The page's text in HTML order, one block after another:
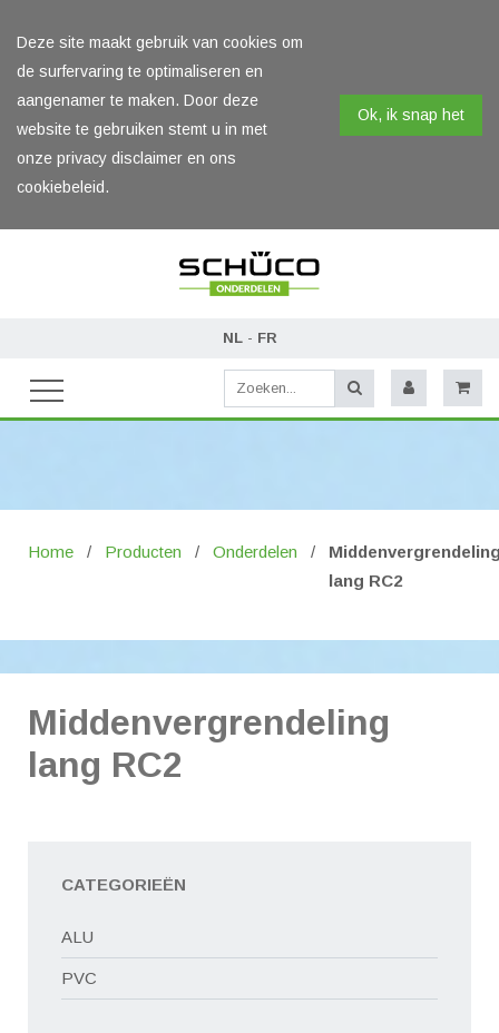
Deze site maakt gebruik van cookies om
de surfervaring te optimaliseren en
aangenamer te maken. Door deze
website te gebruiken stemt u in met
onze privacy disclaimer en ons
cookiebeleid.
Ok, ik snap het
NL- FR
Home / Producten / Onderdelen /
lang RC2
Middenvergrendeling
lang RC2
CATEGORIEËN
ALU
PVC